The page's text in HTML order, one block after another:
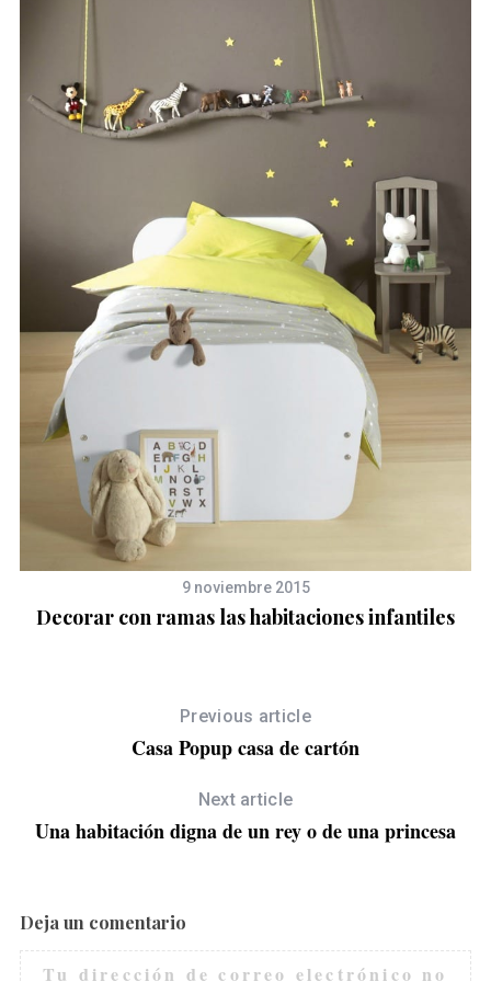
9 noviembre 2015
Decorar con ramas las habitaciones infantiles
Previous article
Casa Popup casa de cartón
Next article
Una habitación digna de un rey o de una princesa
Deja un comentario
Tu dirección de correo electrónico no
e